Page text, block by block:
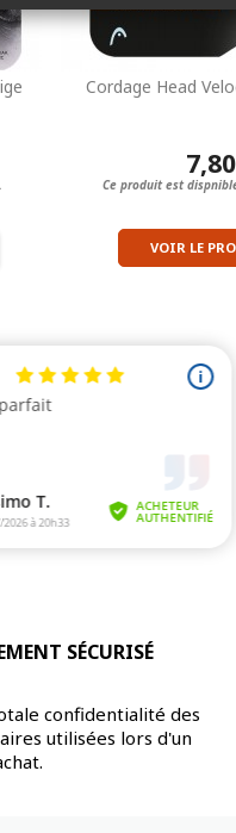
Cordage Head
Ce produit est
VOIR LE
SÉCURISÉ
confidentialité des
utilisées lors d'un